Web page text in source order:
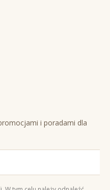
i poradami dla